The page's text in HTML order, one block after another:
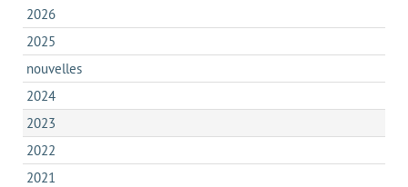
2026
2025
nouvelles
2024
2023
2022
2021